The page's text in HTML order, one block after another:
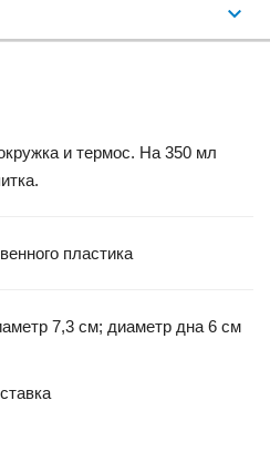
и термос. На 350 мл
пластика
7,3 см; диаметр дна 6 см